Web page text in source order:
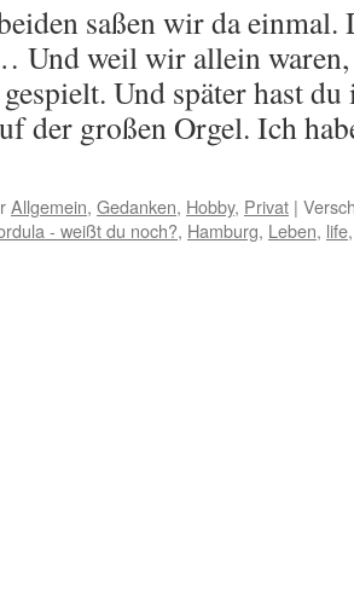
saßen wir da einmal.
Und weil wir allein waren,
Und später hast
der großen Orgel. Ich
Allgemein, Gedanken, Hobby, Privat |
- weißt du noch?, Hamburg, Leben, life